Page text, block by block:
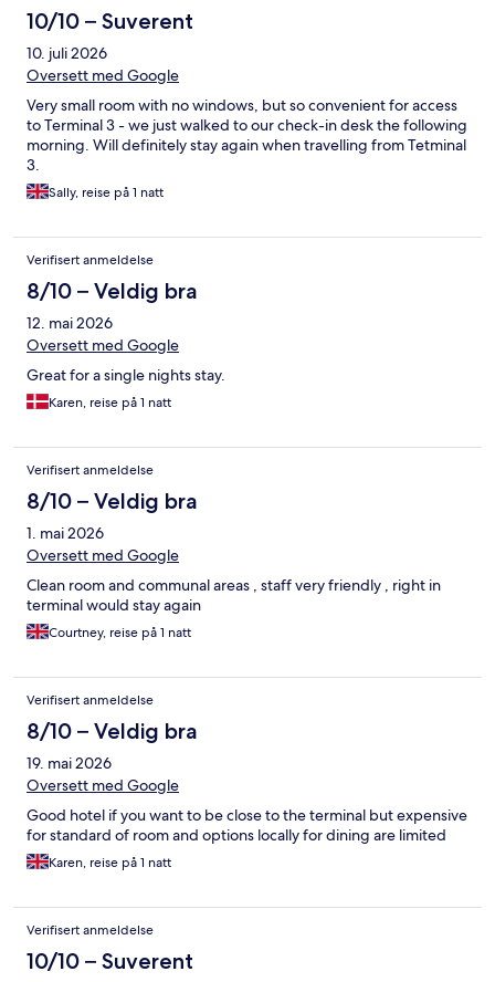
10/10 – Suverent
10. juli 2026
Oversett med Google
Very small room with no windows, but so convenient for access
to Terminal 3 - we just walked to our check-in desk the following
morning. Will definitely stay again when travelling from Tetminal
3.
Sally, reise på 1 natt
Verifisert anmeldelse
8/10 – Veldig bra
12. mai 2026
Oversett med Google
Great for a single nights stay.
Karen, reise på 1 natt
Verifisert anmeldelse
8/10 – Veldig bra
1. mai 2026
Oversett med Google
Clean room and communal areas , staff very friendly , right in
terminal would stay again
Courtney, reise på 1 natt
Verifisert anmeldelse
8/10 – Veldig bra
19. mai 2026
Oversett med Google
Good hotel if you want to be close to the terminal but expensive
for standard of room and options locally for dining are limited
Karen, reise på 1 natt
Verifisert anmeldelse
10/10 – Suverent